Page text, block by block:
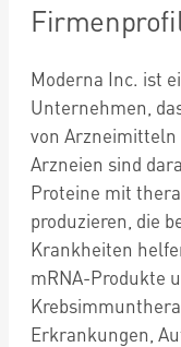
Moderna Inc. ist
Unternehmen,
von Arzneimitteln
Arzneien sind
Proteine mit
produzieren, die
Krankheiten
mRNA-Produkte
Erkrankungen,